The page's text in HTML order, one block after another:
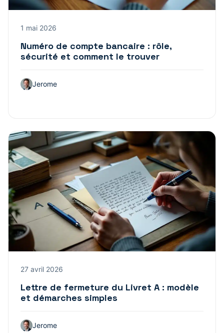
1 mai 2026
Numéro de compte bancaire : rôle,
sécurité et comment le trouver
Jerome
27 avril 2026
Lettre de fermeture du Livret A : modèle
et démarches simples
Jerome